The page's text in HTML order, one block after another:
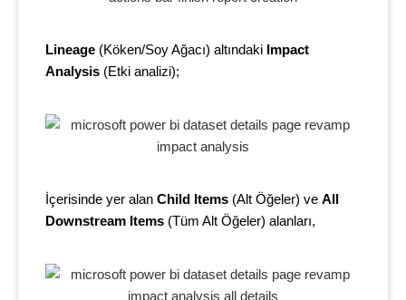
Lineage (Köken/Soy Ağacı) altındaki Impact
Analysis (Etki analizi);
İçerisinde yer alan Child Items (Alt Öğeler) ve All
Downstream Items (Tüm Alt Öğeler) alanları,